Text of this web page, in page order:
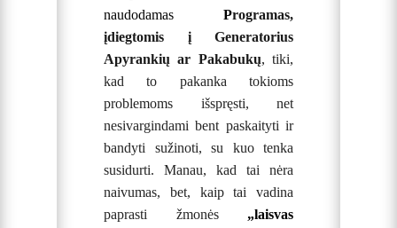
naudodamas Programas,
įdiegtomis į Generatorius
Apyrankių ar Pakabukų,tiki,
kad to pakanka tokioms
problemoms išspręsti, net
nesivargindami bent paskaityti ir
bandyti sužinoti, su kuo tenka
susidurti. Manau, kad tai nėra
naivumas, bet, kaip tai vadina
paprasti žmonės „laisvas